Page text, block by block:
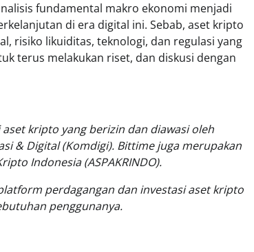
fundamental makro ekonomi menjadi
di era digital ini. Sebab, aset kripto
risiko likuiditas, teknologi, dan regulasi yang
terus melakukan riset, dan diskusi dengan
kripto yang berizin dan diawasi oleh
& Digital (Komdigi). Bittime juga merupakan
Indonesia (ASPAKRINDO).
perdagangan dan investasi aset kripto
penggunanya.